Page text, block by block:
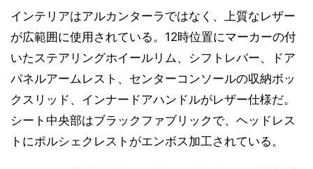
インテリアはアルカンターラではなく、上質なレザー
が広範囲に使用されている。12時位置にマーカーの付
いたステアリングホイールリム、シフトレバー、ドア
パネルアームレスト、センターコンソールの収納ボッ
クスリッド、インナードアハンドルがレザー仕様だ。
シート中央部はブラックファブリックで、ヘッドレス
トにポルシェクレストがエンボス加工されている。